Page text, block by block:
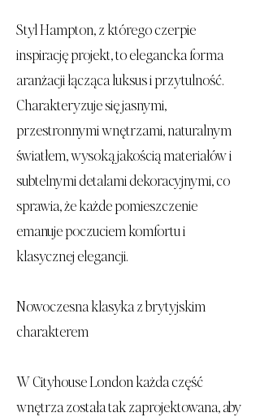
Styl Hampton, z którego czerpie
inspirację projekt, to elegancka forma
aranżacji łącząca luksus i przytulność.
Charakteryzuje się jasnymi,
przestronnymi wnętrzami, naturalnym
światłem, wysoką jakością materiałów i
subtelnymi detalami dekoracyjnymi, co
sprawia, że każde pomieszczenie
emanuje poczuciem komfortu i
klasycznej elegancji.
Nowoczesna klasyka z brytyjskim
charakterem
W Cityhouse London każda część
wnętrza została tak zaprojektowana, aby